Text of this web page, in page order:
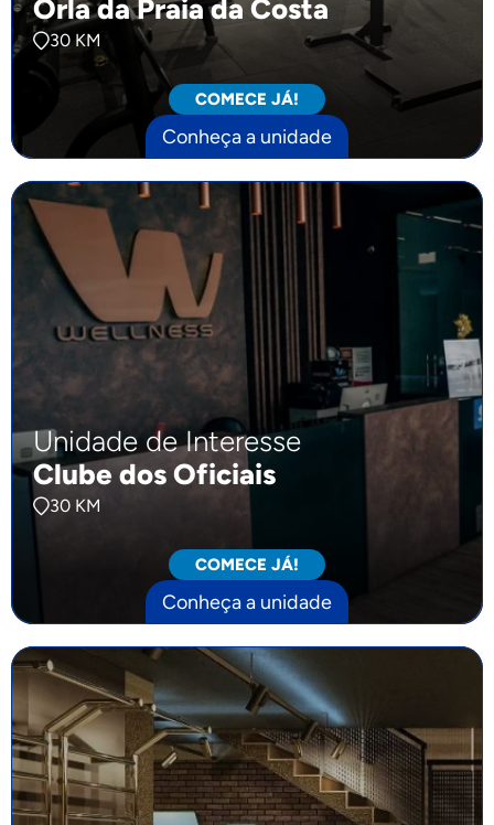
Orla da Praia da Costa
30 KM
COMECE JÁ!
Conheça a unidade
Unidade de Interesse
Clube dos Oficiais
30 KM
COMECE JÁ!
Conheça a unidade